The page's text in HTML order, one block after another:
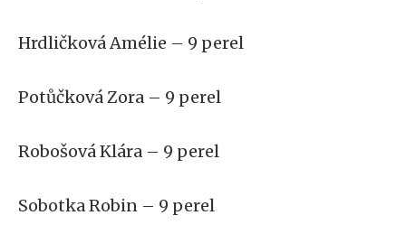
Hrdličková Amélie – 9 perel
Potůčková Zora – 9 perel
Robošová Klára – 9 perel
Sobotka Robin – 9 perel